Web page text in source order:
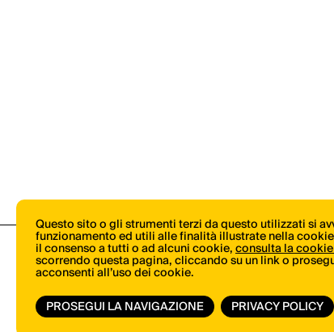
Questo sito o gli strumenti terzi da questo utilizzati si
funzionamento ed utili alle finalità illustrate nella
il consenso a tutti o ad alcuni cookie,consulta la
scorrendo questa pagina, cliccando su un link o
acconsenti all’uso dei cookie.
PROSEGUI LA NAVIGAZIONE
PRIVACY POLICY